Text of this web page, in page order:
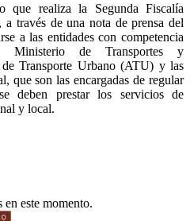
que realiza la Segunda Fiscalía
través de una nota de prensa del
a las entidades con competencia
de Transportes y
Transporte Urbano (ATU) y las
que son las encargadas de regular
deben prestar los servicios de
y local.
este momento.